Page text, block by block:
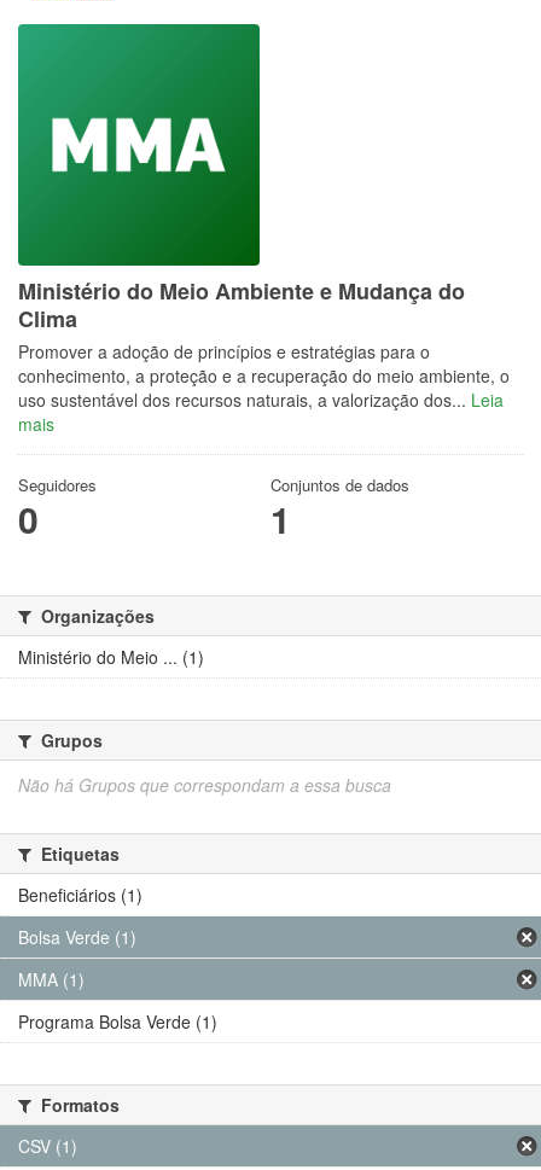
Ministério do Meio Ambiente e Mudança do
Clima
Promover a adoção de princípios e estratégias para o
conhecimento, a proteção e a recuperação do meio ambiente, o
uso sustentável dos recursos naturais, a valorização dos... Leia
mais
Seguidores
0
Conjuntos de dados
1
Organizações
Ministério do Meio ... (1)
Grupos
Não há Grupos que correspondam a essa busca
Etiquetas
Beneficiários (1)
Bolsa Verde (1)
MMA (1)
Programa Bolsa Verde (1)
Formatos
CSV (1)